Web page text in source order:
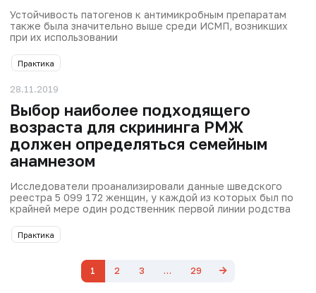
Устойчивость патогенов к антимикробным препаратам
также была значительно выше среди ИСМП, возникших
при их использовании
Практика
28.11.2019
Выбор наиболее подходящего
возраста для скрининга РМЖ
должен определяться семейным
анамнезом
Исследователи проанализировали данные шведского
реестра 5 099 172 женщин, у каждой из которых был по
крайней мере один родственник первой линии родства
Практика
1 2 3 … 29